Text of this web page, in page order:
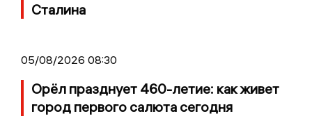
Сталина
05/08/2026 08:30
Орёл празднует 460-летие: как живет
город первого салюта сегодня